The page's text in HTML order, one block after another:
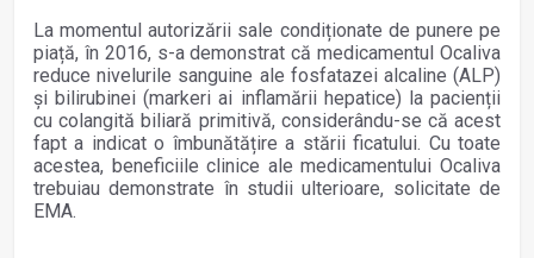
La momentul autorizării sale condiționate de punere pe
piață, în 2016, s-a demonstrat că medicamentul Ocaliva
reduce nivelurile sanguine ale fosfatazei alcaline (ALP)
și bilirubinei (markeri ai inflamării hepatice) la pacienții
cu colangită biliară primitivă, considerându-se că acest
fapt a indicat o îmbunătățire a stării ficatului. Cu toate
acestea, beneficiile clinice ale medicamentului Ocaliva
trebuiau demonstrate în studii ulterioare, solicitate de
EMA.